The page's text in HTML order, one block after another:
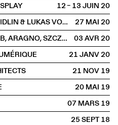
12 – 13 JUIN2020
/ REPORTÉ / CHASPER SCHMIDLIN & LUKAS VOELLMY
27 MAI2020
/ REPORTÉ / LACAILLE, AYOUB, ARAGNO, SZCZEPSKI
03 AVR2020
21 JANV2020
21 NOV2019
20 MAI2019
07 MARS2019
25 SEPT2018